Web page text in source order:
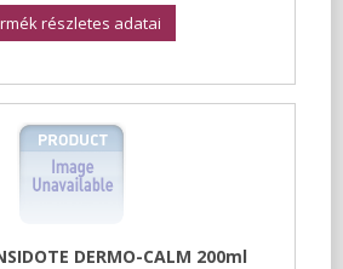
részletes adatai
DERMO-CALM 200ml